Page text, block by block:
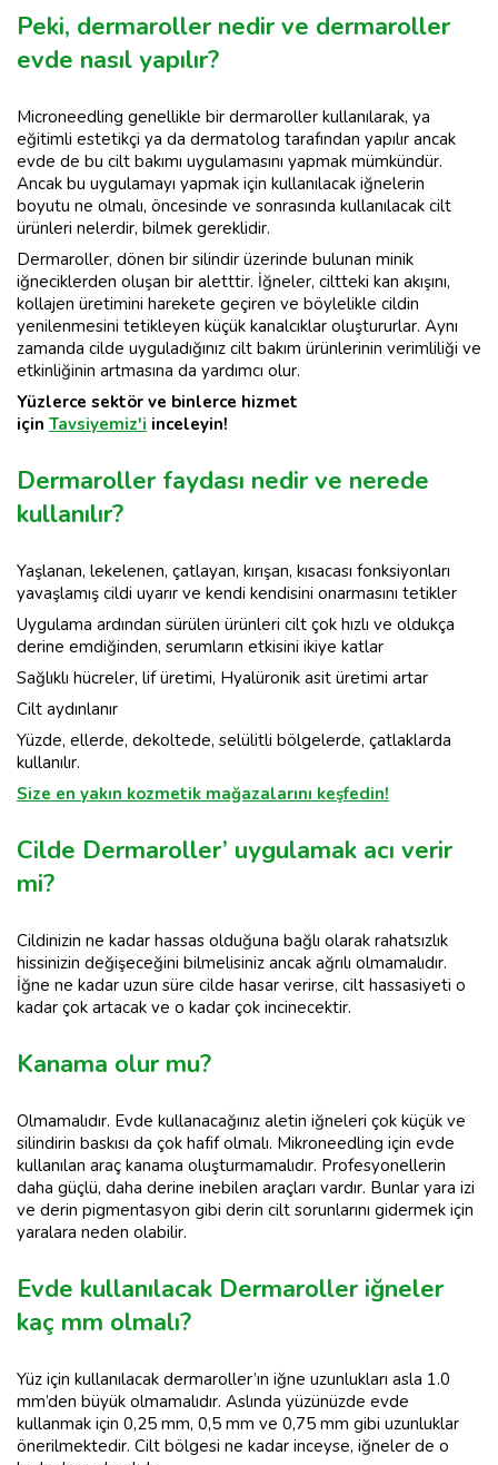
Peki, dermaroller nedir ve dermaroller
evde nasıl yapılır?
Microneedling genellikle bir dermaroller kullanılarak, ya
eğitimli estetikçi ya da dermatolog tarafından yapılır ancak
evde de bu cilt bakımı uygulamasını yapmak mümkündür.
Ancak bu uygulamayı yapmak için kullanılacak iğnelerin
boyutu ne olmalı, öncesinde ve sonrasında kullanılacak cilt
ürünleri nelerdir, bilmek gereklidir.
Dermaroller, dönen bir silindir üzerinde bulunan minik
iğneciklerden oluşan bir aletttir. İğneler, ciltteki kan akışını,
kollajen üretimini harekete geçiren ve böylelikle cildin
yenilenmesini tetikleyen küçük kanalcıklar oluştururlar. Aynı
zamanda cilde uyguladığınız cilt bakım ürünlerinin verimliliği ve
etkinliğinin artmasına da yardımcı olur.
Yüzlerce sektör ve binlerce hizmet
için Tavsiyemiz'i inceleyin!
Dermaroller faydası nedir ve nerede
kullanılır?
Yaşlanan, lekelenen, çatlayan, kırışan, kısacası fonksiyonları
yavaşlamış cildi uyarır ve kendi kendisini onarmasını tetikler
Uygulama ardından sürülen ürünleri cilt çok hızlı ve oldukça
derine emdiğinden, serumların etkisini ikiye katlar
Sağlıklı hücreler, lif üretimi, Hyalüronik asit üretimi artar
Cilt aydınlanır
Yüzde, ellerde, dekoltede, selülitli bölgelerde, çatlaklarda
kullanılır.
Size en yakın kozmetik mağazalarını keşfedin!
Cilde Dermaroller’ uygulamak acı verir
mi?
Cildinizin ne kadar hassas olduğuna bağlı olarak rahatsızlık
hissinizin değişeceğini bilmelisiniz ancak ağrılı olmamalıdır.
İğne ne kadar uzun süre cilde hasar verirse, cilt hassasiyeti o
kadar çok artacak ve o kadar çok incinecektir.
Kanama olur mu?
Olmamalıdır. Evde kullanacağınız aletin iğneleri çok küçük ve
silindirin baskısı da çok hafif olmalı. Mikroneedling için evde
kullanılan araç kanama oluşturmamalıdır. Profesyonellerin
daha güçlü, daha derine inebilen araçları vardır. Bunlar yara izi
ve derin pigmentasyon gibi derin cilt sorunlarını gidermek için
yaralara neden olabilir.
Evde kullanılacak Dermaroller iğneler
kaç mm olmalı?
Yüz için kullanılacak dermaroller’ın iğne uzunlukları asla 1.0
mm’den büyük olmamalıdır. Aslında yüzünüzde evde
kullanmak için 0,25 mm, 0,5 mm ve 0,75 mm gibi uzunluklar
önerilmektedir. Cilt bölgesi ne kadar inceyse, iğneler de o